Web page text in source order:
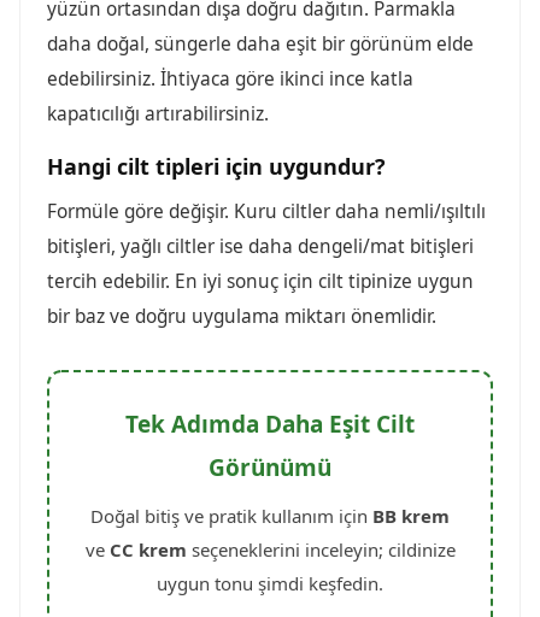
yüzün ortasından dışa doğru dağıtın. Parmakla
daha doğal, süngerle daha eşit bir görünüm elde
edebilirsiniz. İhtiyaca göre ikinci ince katla
kapatıcılığı artırabilirsiniz.
Hangi cilt tipleri için uygundur?
Formüle göre değişir. Kuru ciltler daha nemli/ışıltılı
bitişleri, yağlı ciltler ise daha dengeli/mat bitişleri
tercih edebilir. En iyi sonuç için cilt tipinize uygun
bir baz ve doğru uygulama miktarı önemlidir.
Tek Adımda Daha Eşit Cilt
Görünümü
Doğal bitiş ve pratik kullanım için BB krem
ve CC krem seçeneklerini inceleyin; cildinize
uygun tonu şimdi keşfedin.